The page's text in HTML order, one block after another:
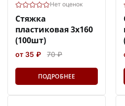
Нет оценок
Стяжка
пластиковая 3х160
(100шт)
от 35 ₽ 70 ₽
ПОДРОБНЕЕ